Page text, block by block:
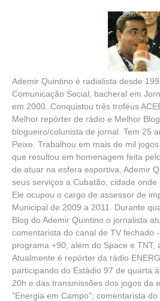
Ademir Quintino é radialista desde
Comunicação Social, bacheral em
em 2000. Conquistou três troféus
Melhor repórter de rádio e Melhor
blogueiro/colunista de jornal. Tem 25
Peixe. Trabalhou em mais de mil
que resultou em homenagem feita
de atuar na esfera esportiva, Ademir
seus serviços a Cubatão, cidade onde
Ele ocupou o cargo de assessor de
Municipal de 2009 a 2011. Durante
Blog do Ademir Quintino o jornalista
comentarista do canal de TV fechado
programa +90, além do Space e TNT,
Atualmente é repórter da rádio
participando do Estádio 97 de quarta
20h e das transmissões dos jogos da
"Energia em Campo"; comentarista